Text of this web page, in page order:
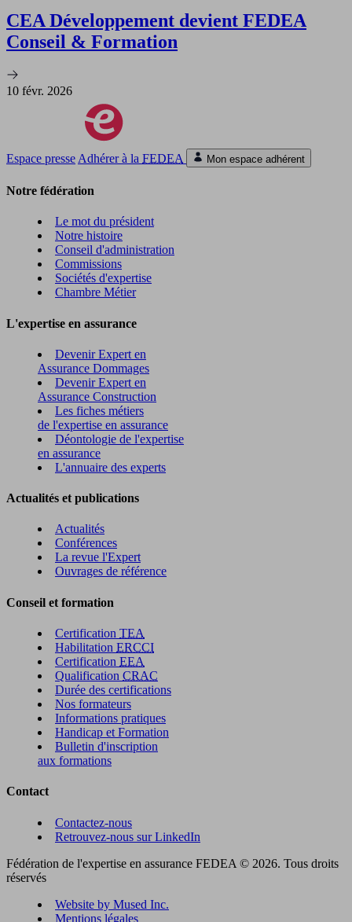
CEA Développement devient FEDEA
Conseil & Formation
10 févr. 2026
Espace presse Adhérer à la FEDEA Mon espace adhérent
Notre fédération
Le mot du président
Notre histoire
Conseil d'administration
Commissions
Sociétés d'expertise
Chambre Métier
L'expertise en assurance
Devenir Expert en
Assurance Dommages
Devenir Expert en
Assurance Construction
Les fiches métiers
de l'expertise en assurance
Déontologie de l'expertise
en assurance
L'annuaire des experts
Actualités et publications
Actualités
Conférences
La revue l'Expert
Ouvrages de référence
Conseil et formation
Certification TEA
Habilitation ERCCI
Certification EEA
Qualification CRAC
Durée des certifications
Nos formateurs
Informations pratiques
Handicap et Formation
Bulletin d'inscription
aux formations
Contact
Contactez-nous
Retrouvez-nous sur LinkedIn
Fédération de l'expertise en assurance FEDEA © 2026. Tous droits
réservés
Website by Mused Inc.
Mentions légales